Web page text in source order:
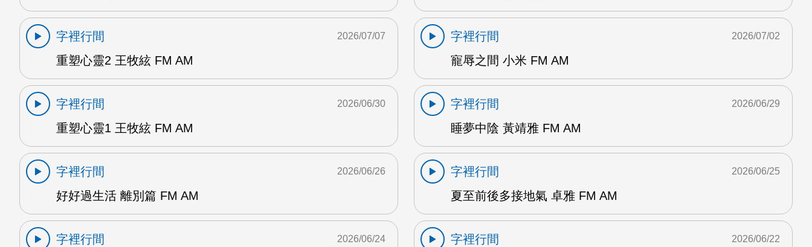
字裡行間
重塑心靈2 王牧絃 FM AM
2026/07/07
字裡行間
寵辱之間 小米 FM AM
2026/07/02
字裡行間
重塑心靈1 王牧絃 FM AM
2026/06/30
字裡行間
睡夢中陰 黃靖雅 FM AM
2026/06/29
字裡行間
好好過生活 離別篇 FM AM
2026/06/26
字裡行間
夏至前後多接地氣 卓雅 FM AM
2026/06/25
字裡行間
2026/06/24
字裡行間
2026/06/22